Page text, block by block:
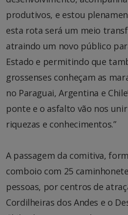
produtivos, e estou
esta rota será um meio
atraindo um novo público
Estado e permitindo que
grossenses conheçam as
no Paraguai, Argentina e
ponte e o asfalto vão nos
riquezas e conhecimentos.”
A passagem da comitiva,
comboio com 25
pessoas, por centros de
Cordilheiras dos Andes e o